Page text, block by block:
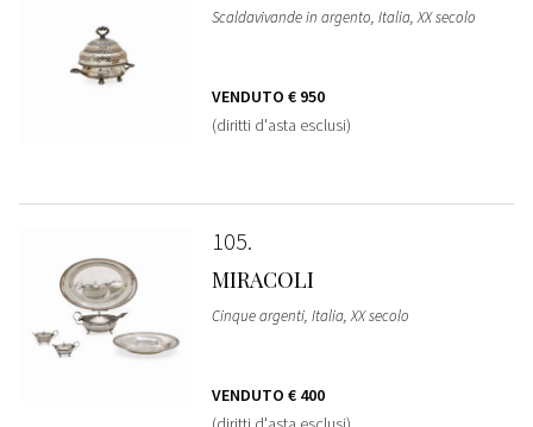
Scaldavivande in argento, Italia, XX secolo
VENDUTO € 950
(diritti d'asta esclusi)
105
MIRACOLI
Cinque argenti, Italia, XX secolo
VENDUTO € 400